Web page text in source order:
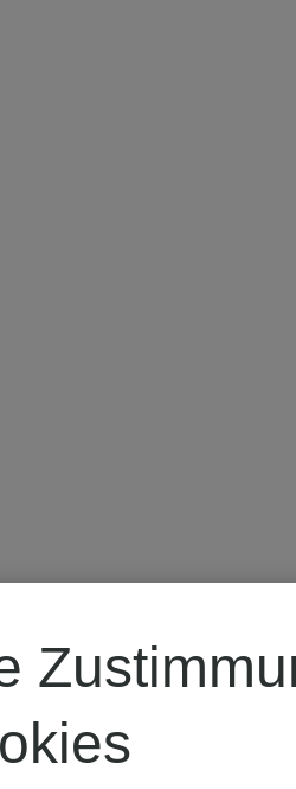
Strings &